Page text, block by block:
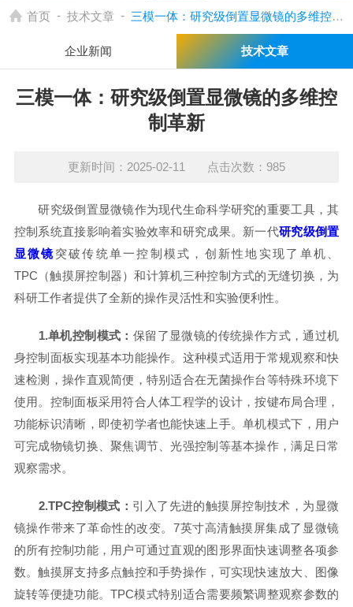
首页 - 技术文章 - 三模一体：研究级倒置显微镜的多维控制革新
企业新闻 技术文章
三模一体：研究级倒置显微镜的多维控
制革新
更新时间：2025-02-11 点击次数：985
研究级倒置显微镜作为现代生命科学研究的重要工具，其
控制系统直接影响着实验效率和研究成果。新一代研究级倒置
显微镜突破传统单一控制模式，创新性地实现了单机、
TPC（触摸屏控制器）和计算机三种控制方式的无缝切换，为
科研工作者提供了全新的操作灵活性和实验便利性。
1.单机控制模式： 保留了显微镜的传统操作方式，通过机
身控制面板实现基本功能操作。这种模式适用于常规观察和快
速检测，操作直观简便，特别适合在无菌操作台等特殊环境下
使用。控制面板采用符合人体工程学的设计，按键布局合理，
功能标识清晰，即使初学者也能快速上手。单机模式下，用户
可完成物镜切换、聚焦调节、光强控制等基本操作，满足日常
观察需求。
2.TPC控制模式： 引入了先进的触摸屏控制技术，为显微
镜操作带来了革命性的改变。7英寸高清触摸屏集成了显微镜
的所有控制功能，用户可通过直观的图形界面快速调整各项参
数。触摸屏支持多点触控和手势操作，可实现快速放大、图像
旋转等便捷功能。TPC模式特别适合需要频繁调整观察参数的